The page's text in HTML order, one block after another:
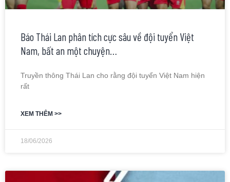
Báo Thái Lan phân tích cực sâu về đội tuyển Việt
Nam, bất an một chuyện…
Truyền thông Thái Lan cho rằng đội tuyển Việt Nam hiện
rất
XEM THÊM >>
18/06/2026